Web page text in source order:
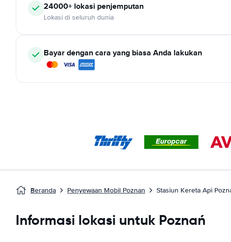
24000+ lokasi penjemputan
Lokasi di seluruh dunia
Bayar dengan cara yang biasa Anda lakukan
Beranda Penyewaan Mobil Poznan Stasiun Kereta Api
Informasi lokasi untuk Poznań